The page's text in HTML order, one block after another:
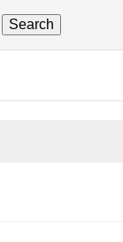
Search